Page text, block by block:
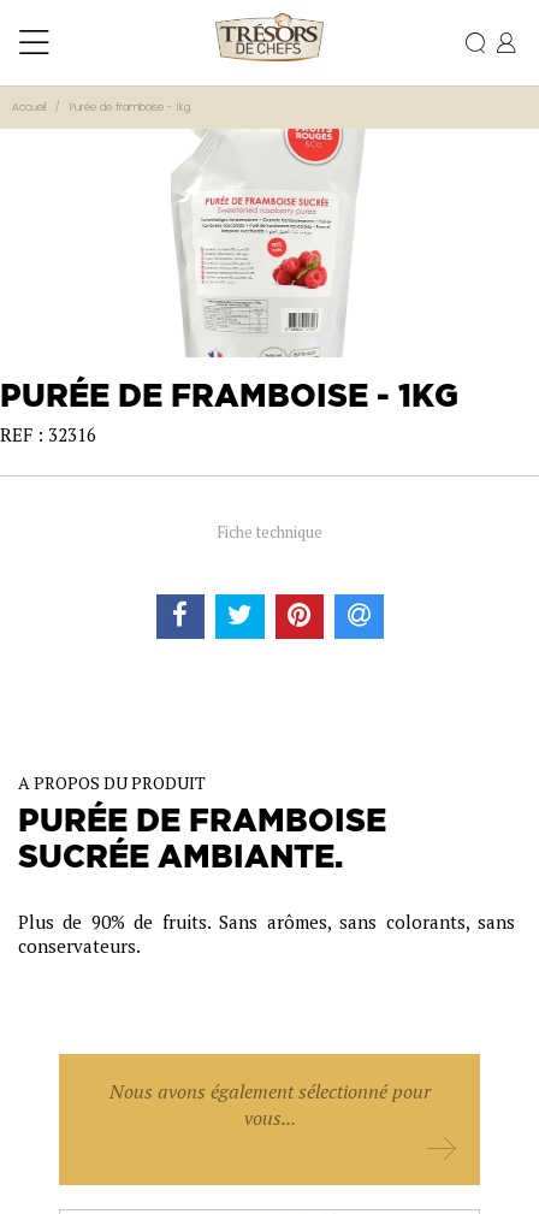
Accueil Purée de framboise - 1kg
PURÉE DE FRAMBOISE - 1KG
REF : 32316
Fiche technique
A PROPOS DU PRODUIT
PURÉE DE FRAMBOISE
SUCRÉE AMBIANTE.
Plus de 90% de fruits. Sans arômes, sans colorants, sans
conservateurs.
Nous avons également sélectionné pour
vous...